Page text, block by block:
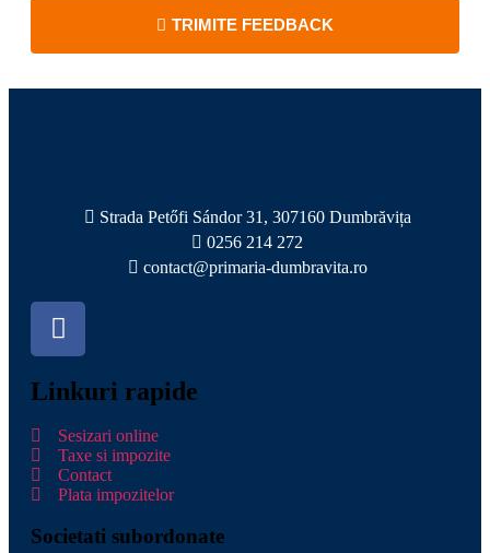
TRIMITE FEEDBACK
Strada Petőfi Sándor 31, 307160 Dumbrăvița
0256 214 272
contact@primaria-dumbravita.ro
Linkuri rapide
Sesizari online
Taxe si impozite
Contact
Plata impozitelor
Societati subordonate